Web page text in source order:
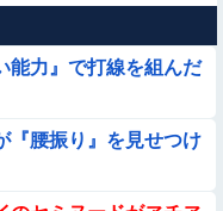
体験談ｗｗｗｗｗｗｗ
㎝だよ！」
んだが・・・
能力』で打線を組んだ
『腰振り』を見せつけ